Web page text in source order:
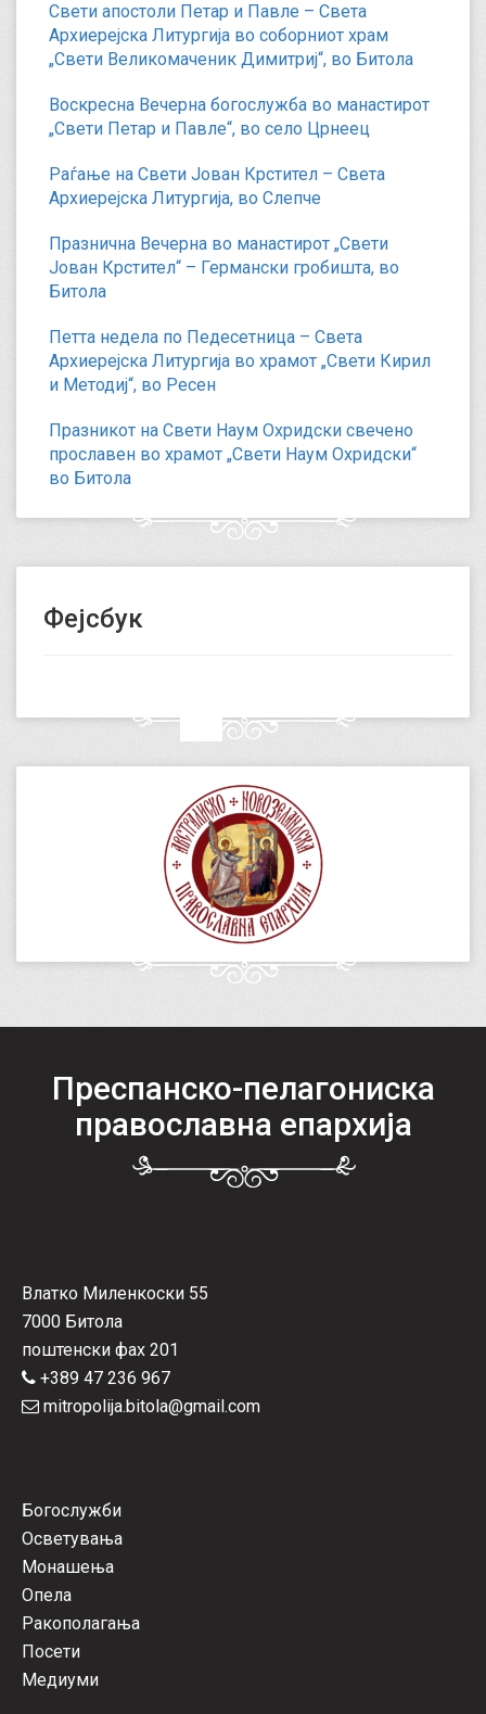
Свети апостоли Петар и Павле – Света
Архиерејска Литургија во соборниот храм
„Свети Великомаченик Димитриј“, во Битола
Воскресна Вечерна богослужба во манастирот
„Свети Петар и Павле“, во село Црнеец
Раѓање на Свети Јован Крстител – Света
Архиерејска Литургија, во Слепче
Празнична Вечерна во манастирот „Свети
Јован Крстител“ – Германски гробишта, во
Битола
Петта недела по Педесетница – Света
Архиерејска Литургија во храмот „Свети Кирил
и Методиј“, во Ресен
Празникот на Свети Наум Охридски свечено
прославен во храмот „Свети Наум Охридски“
во Битола
Фејсбук
Преспанско-пелагониска
православна епархија
Влатко Миленкоски 55
7000 Битола
поштенски фах 201
+389 47 236 967
mitropolija.bitola@gmail.com
Богослужби
Осветувања
Монашења
Опела
Ракополагања
Посети
Медиуми